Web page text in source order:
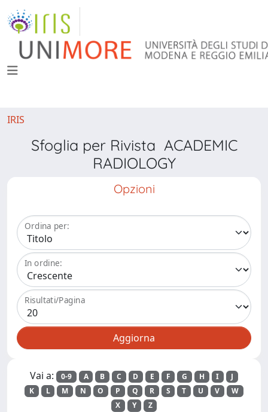
IRIS
Sfoglia per Rivista ACADEMIC
RADIOLOGY
Opzioni
Ordina per:
In ordine:
Risultati/Pagina
Vai a: 0-9 A B C D E F G H I
J
K
L M N O P Q R S T U V
W
X
Y Z